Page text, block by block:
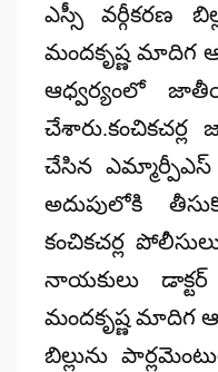
ఎస్సీ వర్గీకరణ
మందకృష్ణ మాదిగ
ఆధ్వర్యంలో
చేసిన ఎమ్మార్పీఎస్
అదుపులోకి
కంచికచర్ల
నాయకులు
మందకృష్ణ మాదిగ
బిల్లును